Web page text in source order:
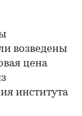
возведены
цена
института